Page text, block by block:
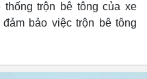
trộn bê tông của xe
bảo việc trộn bê tông